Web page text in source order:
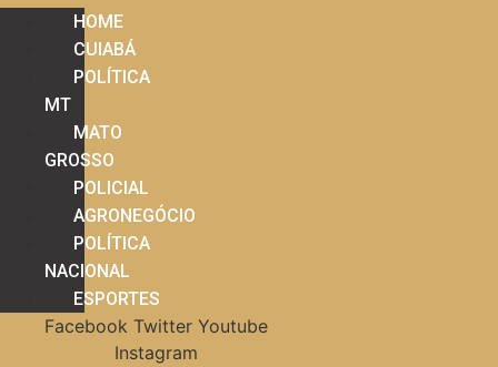
HOME
CUIABÁ
POLÍTICA
MT
MATO
GROSSO
POLICIAL
AGRONEGÓCIO
POLÍTICA
NACIONAL
ESPORTES
Facebook Twitter Youtube
Instagram